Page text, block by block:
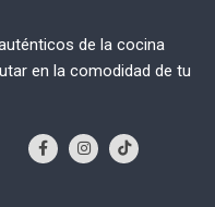
de la cocina
en la comodidad de tu